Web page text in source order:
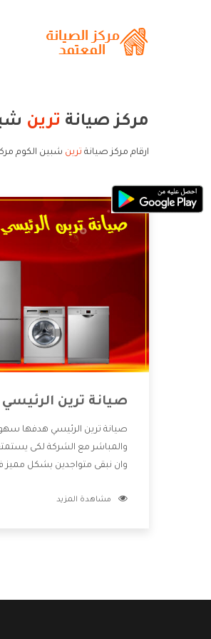
مركز صيانة ترين
ارقام مركز صيانة ترين شبين الكوم
صيانة ترين الرئيسي
صيانة ترين الرئيسي هدفها
والمباشر مع الشركة لكى
وان نبقى متواجدين بشكل
بالخدمات التى تنفرد الشركة بها
مشاهدة المزيد